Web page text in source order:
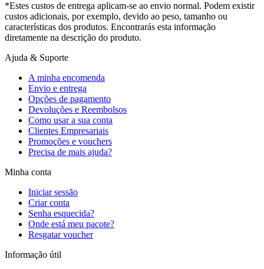
*Estes custos de entrega aplicam-se ao envio normal. Podem existir
custos adicionais, por exemplo, devido ao peso, tamanho ou
características dos produtos. Encontrarás esta informação
diretamente na descrição do produto.
Ajuda & Suporte
A minha encomenda
Envio e entrega
Opções de pagamento
Devoluções e Reembolsos
Como usar a sua conta
Clientes Empresariais
Promoções e vouchers
Precisa de mais ajuda?
Minha conta
Iniciar sessão
Criar conta
Senha esquecida?
Onde está meu pacote?
Resgatar voucher
Informação útil